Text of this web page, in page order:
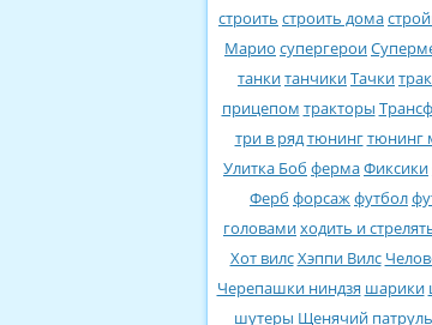
строить строить дома
Марио супергерои
танкитанчикиТачки
прицепом тракторы
три в рядтюнингтюнинг
Улитка Боб фермаФиксики
Ферб форсажфутбол
головамиходить и
Хот вилсХэппи Вилс
Черепашки ниндзя шарики
шутеры Щенячий патруль